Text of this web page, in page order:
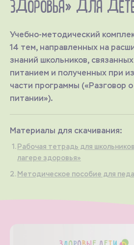
ЗДОРОВЬЯ» ДЛЯ
Учебно-методический
14 тем, направленных на
знаний школьников,
питанием и полученных при
части программы («Разговор
питании»).
Материалы для скачивания:
Рабочая тетрадь для
лагере здоровья»
Методическое пособие для